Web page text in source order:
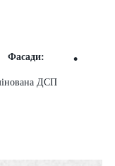
Фасади:
ДСП